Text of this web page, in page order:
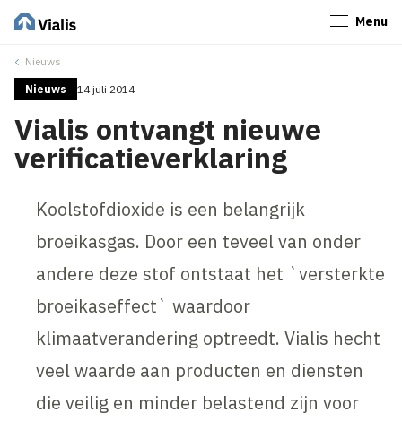
Menu
Nieuws
Nieuws 14 juli 2014
Vialis ontvangt nieuwe
verificatieverklaring
Koolstofdioxide is een belangrijk
broeikasgas. Door een teveel van onder
andere deze stof ontstaat het `versterkte
broeikaseffect` waardoor
klimaatverandering optreedt. Vialis hecht
veel waarde aan producten en diensten
die veilig en minder belastend zijn voor
Sluiten